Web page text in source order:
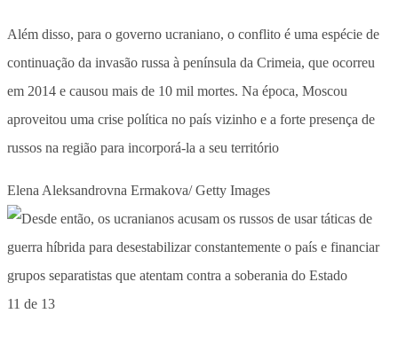
Além disso, para o governo ucraniano, o conflito é uma espécie de
continuação da invasão russa à península da Crimeia, que ocorreu
em 2014 e causou mais de 10 mil mortes. Na época, Moscou
aproveitou uma crise política no país vizinho e a forte presença de
russos na região para incorporá-la a seu território
Elena Aleksandrovna Ermakova/ Getty Images
11 de 13